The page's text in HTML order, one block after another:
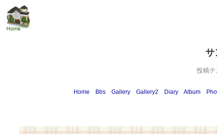
サ
投稿テ
Home Bbs Gallery Gallery2 Diary Album